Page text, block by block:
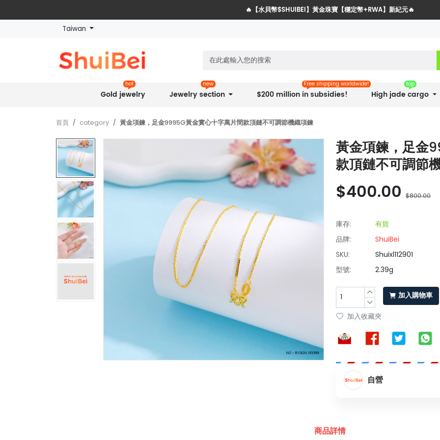
🔥【水貝幣$SHUIBEI】黃金珠寶【穩定幣+RWA】新紀元🔥
Taiwan
Gold jewelry
hot
Jewelry section
new
$200 million in subsidies!
Free shipping worldwide!
High jade cargo
top
首頁 category 黃金項鍊，足金9995G黃金實心十字萬片間款頂鏈不可調節機織項鍊
黃金項鍊，足金
款頂鏈不可調節
$400.00 $800.00
庫存:
有貨
品牌:
ShuiBei
SKU:
Shuixl112901
型號:
2.39g
加入購物車
加入收藏夾
自營
商品詳情